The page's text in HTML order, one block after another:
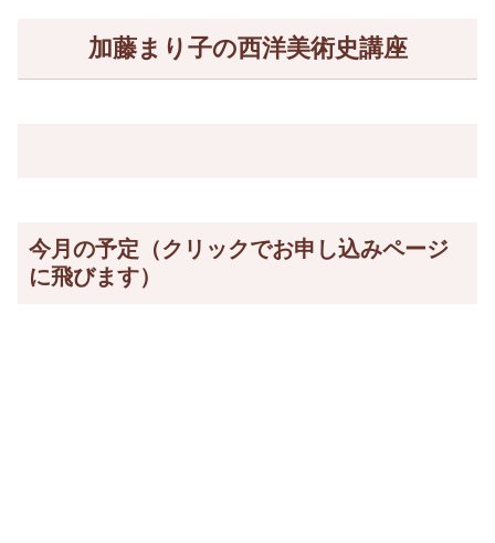
加藤まり子の西洋美術史講座
今月の予定（クリックでお申し込みページ
に飛びます）